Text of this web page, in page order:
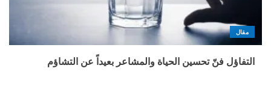
مقال
التفاؤل فنّ تحسين الحياة والمشاعر بعيداً عن التشاؤم